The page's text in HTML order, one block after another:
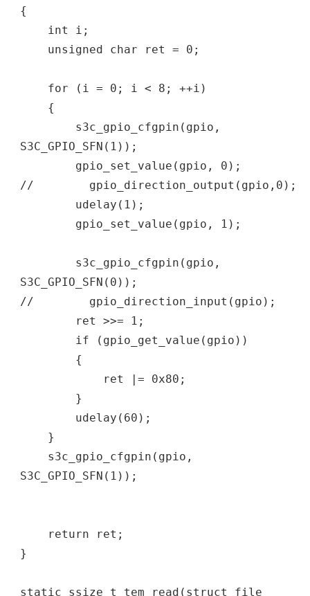
{
int i;
unsigned char ret = 0;
for (i = 0; i < 8; ++i)
{
s3c_gpio_cfgpin(gpio,
S3C_GPIO_SFN(1));
gpio_set_value(gpio, 0);
// gpio_direction_output(gpio,0);
udelay(1);
gpio_set_value(gpio, 1);
s3c_gpio_cfgpin(gpio,
S3C_GPIO_SFN(0));
// gpio_direction_input(gpio);
ret >>= 1;
if (gpio_get_value(gpio))
{
ret |= 0x80;
}
udelay(60);
}
s3c_gpio_cfgpin(gpio,
S3C_GPIO_SFN(1));
return ret;
}
static ssize_t tem_read(struct file